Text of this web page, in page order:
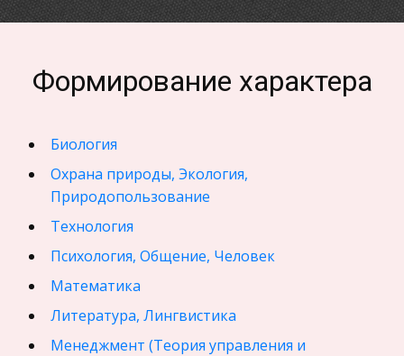
Формирование характера
Биология
Охрана природы, Экология,
Природопользование
Технология
Психология, Общение, Человек
Математика
Литература, Лингвистика
Менеджмент (Теория управления и